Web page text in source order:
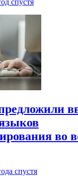
спустя
во
спустя